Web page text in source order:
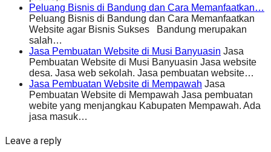
Peluang Bisnis di Bandung dan Cara Memanfaatkan…
Peluang Bisnis di Bandung dan Cara Memanfaatkan
Website agar Bisnis Sukses Bandung merupakan
salah…
Jasa Pembuatan Website di Musi Banyuasin Jasa
Pembuatan Website di Musi Banyuasin Jasa website
desa. Jasa web sekolah. Jasa pembuatan website…
Jasa Pembuatan Website di Mempawah Jasa
Pembuatan Website di Mempawah Jasa pembuatan
webite yang menjangkau Kabupaten Mempawah. Ada
jasa masuk…
Leave a reply